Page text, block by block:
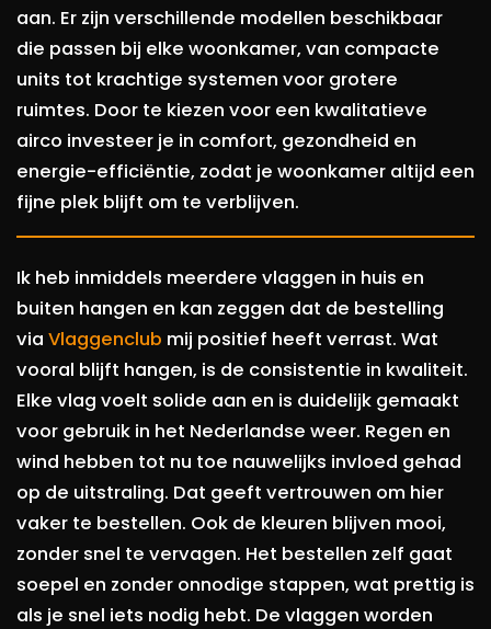
aan. Er zijn verschillende modellen beschikbaar
die passen bij elke woonkamer, van compacte
units tot krachtige systemen voor grotere
ruimtes. Door te kiezen voor een kwalitatieve
airco investeer je in comfort, gezondheid en
energie-efficiëntie, zodat je woonkamer altijd een
fijne plek blijft om te verblijven.
Ik heb inmiddels meerdere vlaggen in huis en
buiten hangen en kan zeggen dat de bestelling
via Vlaggenclub mij positief heeft verrast. Wat
vooral blijft hangen, is de consistentie in kwaliteit.
Elke vlag voelt solide aan en is duidelijk gemaakt
voor gebruik in het Nederlandse weer. Regen en
wind hebben tot nu toe nauwelijks invloed gehad
op de uitstraling. Dat geeft vertrouwen om hier
vaker te bestellen. Ook de kleuren blijven mooi,
zonder snel te vervagen. Het bestellen zelf gaat
soepel en zonder onnodige stappen, wat prettig is
als je snel iets nodig hebt. De vlaggen worden